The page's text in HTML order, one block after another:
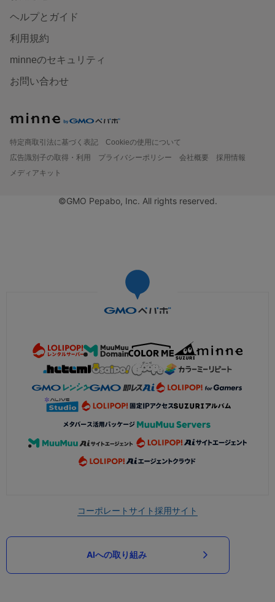
ヘルプとガイド
利用規約
minneのセキュリティ
お問い合わせ
特定商取引法に基づく表記
Cookieの使用について
広告識別子の取得・利用
プライバシーポリシー 会社概要
採用情報
メディアキット
©GMO Pepabo, Inc. All rights reserved.
コーポレートサイト採用サイト
AIへの取り組み